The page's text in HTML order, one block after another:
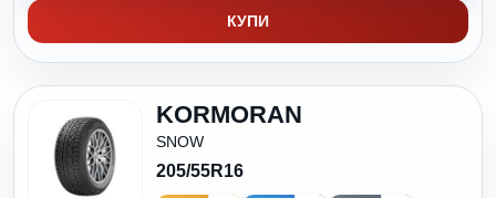
КУПИ
KORMORAN
SNOW
205/55R16